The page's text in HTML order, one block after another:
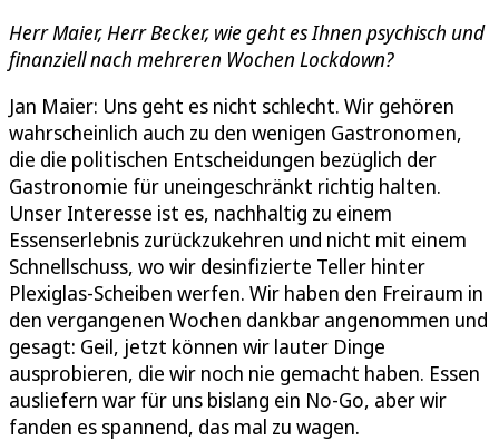
Herr Maier, Herr Becker, wie geht es Ihnen psychisch und
finanziell nach mehreren Wochen Lockdown?
Jan Maier: Uns geht es nicht schlecht. Wir gehören
wahrscheinlich auch zu den wenigen Gastronomen,
die die politischen Entscheidungen bezüglich der
Gastronomie für uneingeschränkt richtig halten.
Unser Interesse ist es, nachhaltig zu einem
Essenserlebnis zurückzukehren und nicht mit einem
Schnellschuss, wo wir desinfizierte Teller hinter
Plexiglas-Scheiben werfen. Wir haben den Freiraum in
den vergangenen Wochen dankbar angenommen und
gesagt: Geil, jetzt können wir lauter Dinge
ausprobieren, die wir noch nie gemacht haben. Essen
ausliefern war für uns bislang ein No-Go, aber wir
fanden es spannend, das mal zu wagen.